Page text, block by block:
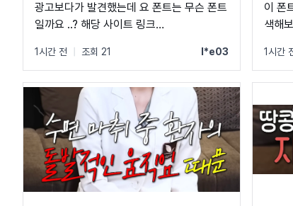
광고보다가 발견했는데 요 폰트는 무슨 폰트
일까요 ..? 해당 사이트 링크
shopping-
1시간 전 조회 21 l*e03
이 폰
색해
1시간